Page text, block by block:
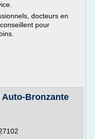
docteurs en
pour
Bronzante